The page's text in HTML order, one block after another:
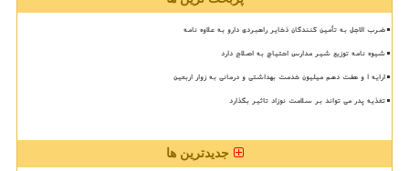
ضرب الاجل به تأمین کنندگان ذخایر راهبردی دارو به علاوه نامه
شیوه نامه توزیع شیر مدارس احتیاج به اصلاح دارد
ارایه ۱ و هفت دهم میلیون خدمت بهداشتی و درمانی به زوار اربعین
تغذیه پدر می تواند بر سلامت نوزاد تاثیر بگذارد
جدیدترین ها